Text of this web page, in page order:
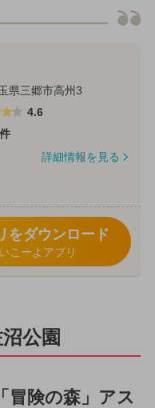
県三郷市高州3
4.6
詳細情報を見る
をダウンロード
いこーよアプリ
公園
冒険の森」アス